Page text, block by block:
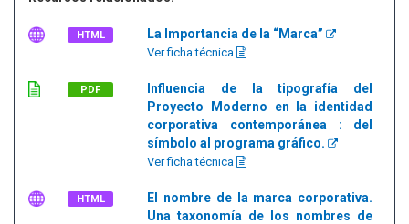
HTML La Importancia de la “Marca”
Ver ficha técnica
PDF
Influencia de la tipografía del
Proyecto Moderno en la identidad
corporativa contemporánea : del
símbolo al programa gráfico.
Ver ficha técnica
HTML
El nombre de la marca corporativa.
Una taxonomía de los nombres de